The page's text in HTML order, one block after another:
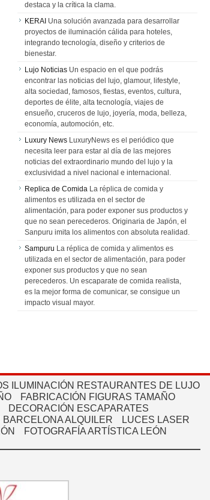
destaca y la crítica la clama.
KERAI Una solución avanzada para desarrollar
proyectos de iluminación cálida para hoteles,
integrando tecnología, diseño y criterios de
bienestar.
Lujo Noticias Un espacio en el que podrás
encontrar las noticias del lujo, glamour, lifestyle,
alta sociedad, famosos, fiestas, eventos, cultura,
deportes de élite, alta tecnología, viajes de
ensueño, cruceros de lujo, joyería, moda, belleza,
economía, automoción, etc.
Luxury News LuxuryNews es el periódico que
necesita leer para estar al día de las mejores
noticias del extraordinario mundo del lujo y la
exclusividad a nivel nacional e internacional.
Replica de Comida La réplica de comida y
alimentos es utilizada en el sector de
alimentación, para poder exponer sus productos y
que no sean perecederos. Originaria de Japón, el
Sanpuru imita los alimentos con absoluta realidad.
Sampuru La réplica de comida y alimentos es
utilizada en el sector de alimentación, para poder
exponer sus productos y que no sean
perecederos. Un escaparate de comida realista,
es la mejor forma de comunicar, se consigue un
impacto visual mayor.
ILUMINACIÓN RESTAURANTES DE LUJO
FABRICACIÓN FIGURAS TAMAÑO
DECORACIÓN ESCAPARATES
ALQUILER
LUCES LASER
FOTOGRAFÍA ARTÍSTICA LEÓN